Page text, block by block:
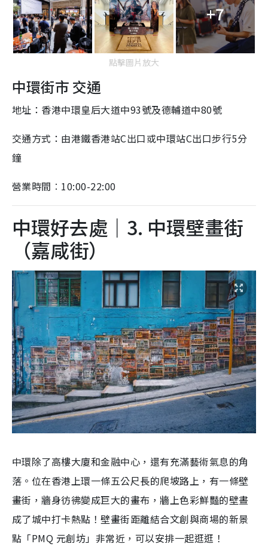
+7
點擊圖片放大
中環街市 交通
地址：香港中環皇后大道中93號及德輔道中80號
交通方式：由港鐵香港站C出口或中環站C出口步行5分
鐘
營業時間︰10:00-22:00
中環好去處｜3. 中環壁畫街
（嘉咸街）
中環除了高樓大廈和金融中心，還有充滿藝術氣息的角
落。位在香港上環一條五公尺長的爬坡路上，有一條壁
畫街，牆身彷彿變成巨大的畫布，牆上色彩鮮豔的壁晝
成了城中打卡熱點！壁畫街距離結合文創與商場的新景
點「PMQ 元創坊」非常近，可以安排一起逛逛！